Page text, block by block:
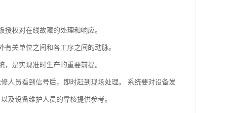
权对在线故障的处理和响应。
关单位之间和各工序之间的动脉。
是实现准时生产的重要前提。
人员看到信号后，即时赶到现场处理。 系统要对设备发
及设备维护人员的靠核提供参考。